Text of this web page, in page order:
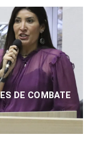
DE COMBATE